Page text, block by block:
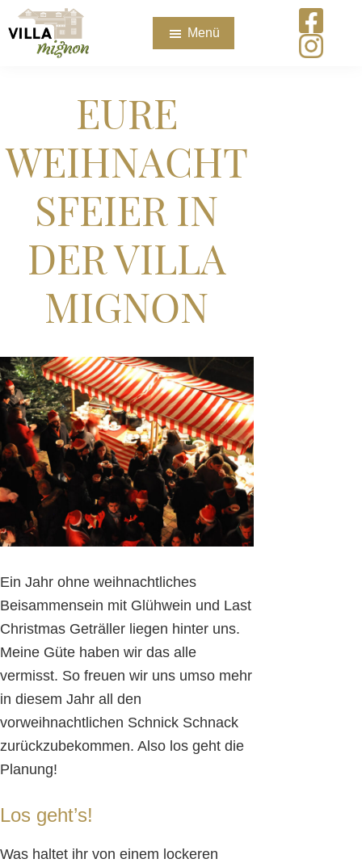
Zum
Inhalt
springen
Zur
Seitenspalte
springen
Zur
Fußzeile
springen
Menü
EURE
WEIHNACHT
SFEIER IN
DER VILLA
MIGNON
Ein Jahr ohne weihnachtliches
Beisammensein mit Glühwein und Last
Christmas Geträller liegen hinter uns.
Meine Güte haben wir das alle
vermisst. So freuen wir uns umso mehr
in diesem Jahr all den
vorweihnachtlichen Schnick Schnack
zurückzubekommen. Also los geht die
Planung!
Los geht’s!
Was haltet ihr von einem lockeren